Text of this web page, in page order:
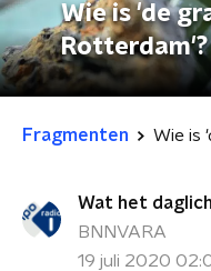
Wie is 'de
Rotterdam'?
Fragmenten
Wat het
BNNVARA
19 juli 2020